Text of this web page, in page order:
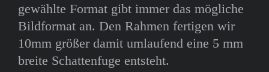
gewählte Format gibt immer das mögliche
Bildformat an. Den Rahmen fertigen wir
10mm größer damit umlaufend eine 5 mm
breite Schattenfuge entsteht.